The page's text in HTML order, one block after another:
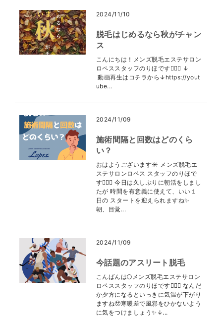
2024/11/10
脱毛はじめるなら秋がチャン
ス
こんにちは！メンズ脱毛エステサロン
ロペススタッフのりほです👩🏻‍⚕️ ↓
動画再生はコチラから↓https://yout
ube...
2024/11/09
施術間隔と回数はどのくら
い？
おはようございます☀ メンズ脱毛エ
ステサロンロペス スタッフのりほで
す👩🏻‍⚕️ 今日は久しぶりに朝活をしまし
たが 時間を有意義に使えて、いい１
日の スタートを迎えられますね✨
朝、目覚...
2024/11/09
今話題のアスリート脱毛
こんばんは🌕メンズ脱毛エステサロン
ロペススタッフのりほです👩🏻‍⚕️ なんだ
か夕方になるといっきに気温が下がり
ますね🥹寒暖差で風邪をひかないよう
に気をつけましょう✨↓...